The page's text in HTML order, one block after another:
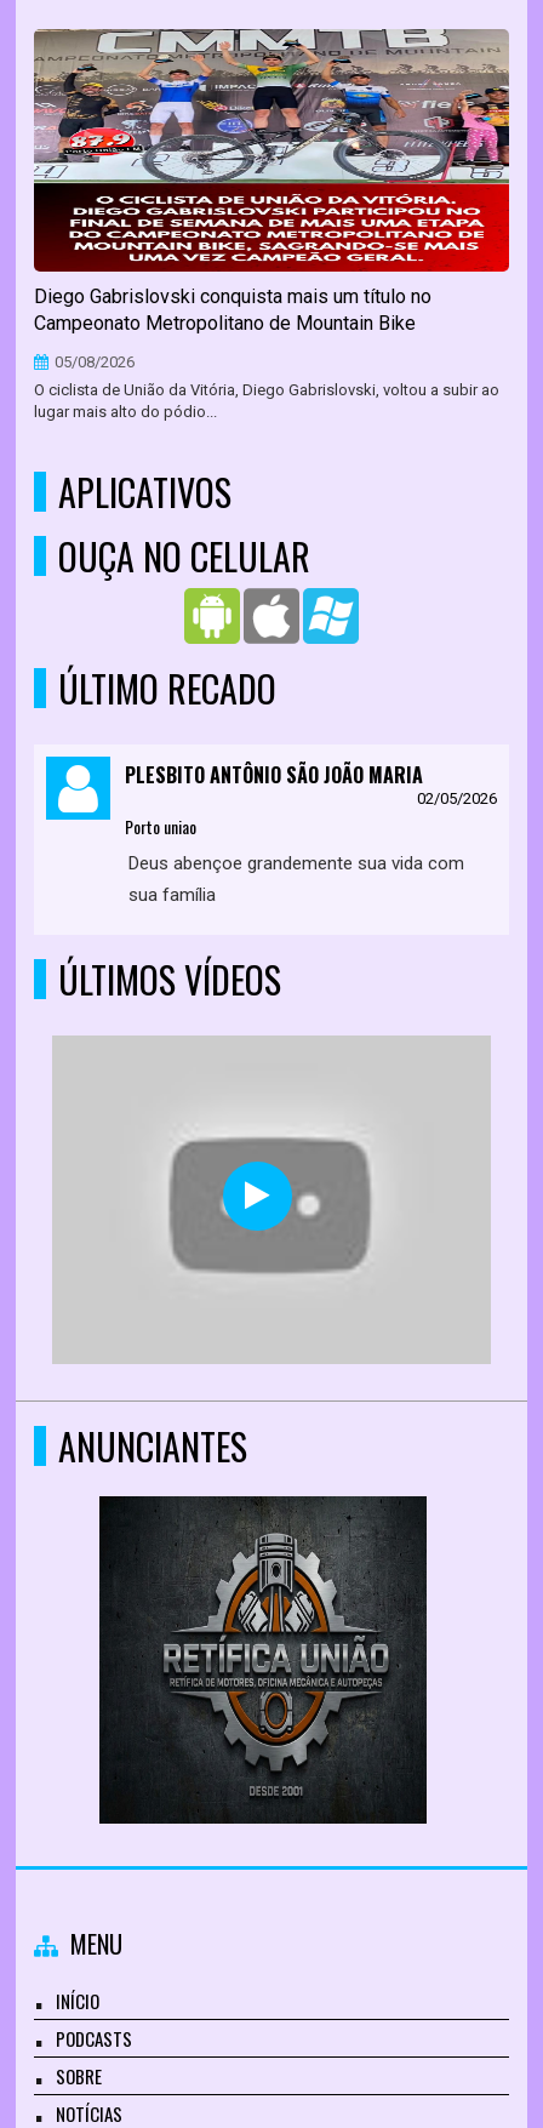
Diego Gabrislovski conquista mais um título no
Campeonato Metropolitano de Mountain Bike
05/08/2026
O ciclista de União da Vitória, Diego Gabrislovski, voltou a subir ao
lugar mais alto do pódio...
APLICATIVOS
OUÇA NO CELULAR
ÚLTIMO RECADO
PLESBITO ANTÔNIO SÃO JOÃO MARIA
02/05/2026
Porto uniao
Deus abençoe grandemente sua vida com
sua família
ÚLTIMOS VÍDEOS
ANUNCIANTES
MENU
INÍCIO
PODCASTS
SOBRE
NOTÍCIAS